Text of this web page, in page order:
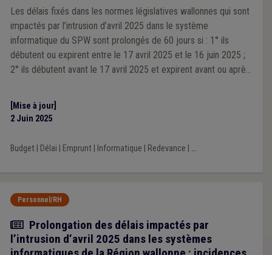
Les délais fixés dans les normes législatives wallonnes qui sont
impactés par l’intrusion d’avril 2025 dans le système
informatique du SPW sont prolongés de 60 jours si : 1° ils
débutent ou expirent entre le 17 avril 2025 et le 16 juin 2025 ;
2° ils débutent avant le 17 avril 2025 et expirent avant ou après
[Mise à jour]
2 Juin 2025
Budget| Délai Emprunt| Informatique Redevance ...
Personnel/RH
Actualité
Prolongation des délais impactés par
l’intrusion d’avril 2025 dans les systèmes